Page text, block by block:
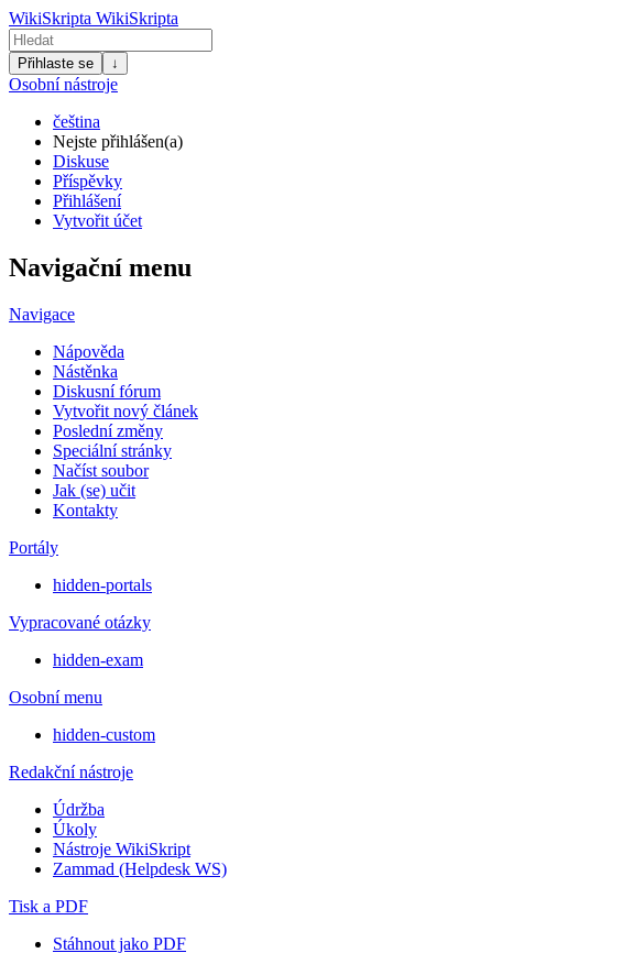
WikiSkripta WikiSkripta
Přihlaste se ↓
Osobní nástroje
čeština
Nejste přihlášen(a)
Diskuse
Příspěvky
Přihlášení
Vytvořit účet
Navigační menu
Navigace
Nápověda
Nástěnka
Diskusní fórum
Vytvořit nový článek
Poslední změny
Speciální stránky
Načíst soubor
Jak (se) učit
Kontakty
Portály
hidden-portals
Vypracované otázky
hidden-exam
Osobní menu
hidden-custom
Redakční nástroje
Údržba
Úkoly
Nástroje WikiSkript
Zammad (Helpdesk WS)
Tisk a PDF
Stáhnout jako PDF